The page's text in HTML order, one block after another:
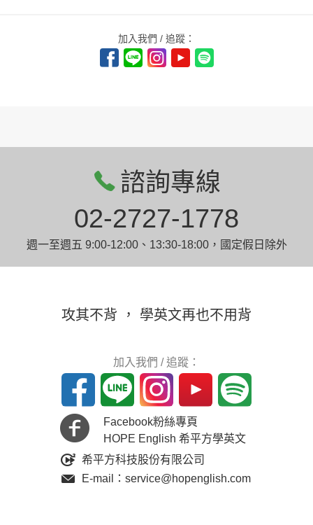
加入我們 / 追蹤：
諮詢專線
02-2727-1778
週一至週五 9:00-12:00、13:30-18:00，國定假日除外
攻其不背 ， 學英文再也不用背
加入我們 / 追蹤：
Facebook粉絲專頁
HOPE English 希平方學英文
希平方科技股份有限公司
E-mail：service@hopenglish.com